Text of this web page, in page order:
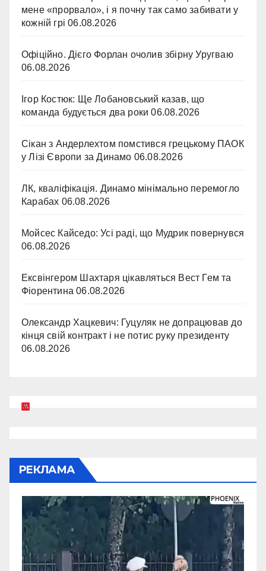
мене «прорвало», і я почну так само забивати у
кожній грі 06.08.2026
Офіційно. Дієго Форлан очолив збірну Уругваю
06.08.2026
Ігор Костюк: Ще Лобановський казав, що
команда будується два роки 06.08.2026
Сікан з Андерлехтом помстився грецькому ПАОК
у Лізі Європи за Динамо 06.08.2026
ЛК, кваліфікація. Динамо мінімально перемогло
Карабах 06.08.2026
Мойсес Кайседо: Усі раді, що Мудрик повернувся
06.08.2026
Ексвінгером Шахтаря цікавляться Вест Гем та
Фіорентина 06.08.2026
Олександр Хацкевич: Гуцуляк не допрацював до
кінця свій контракт і не потис руку президенту
06.08.2026
РЕКЛАМА